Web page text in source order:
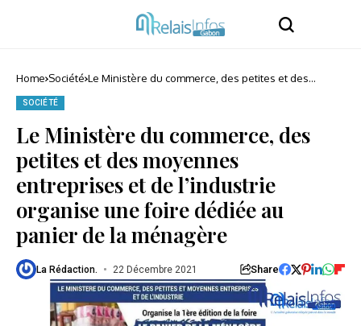
Home Société Le Ministère du commerce, des petites et des
SOCIÉTÉ
Le Ministère du commerce, des
petites et des moyennes
entreprises et de l’industrie
organise une foire dédiée au
panier de la ménagère
La Rédaction. 22 Décembre 2021 Share